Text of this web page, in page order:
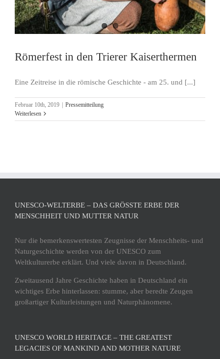
Römerfest in den Trierer Kaiserthermen
Eine Zeitreise in die römische Geschichte - am 25. und [...]
Februar 10th, 2019
Pressemitteilung
Weiterlesen
UNESCO-WELTERBE – DAS GRÖSSTE ERBE DER M
ENSCHHEIT UND MUTTER NATUR
Nur die bemerkenswertesten Zeugnisse der Menschheits- und
Naturgeschichte werden von der UNESCO zum
Weltkulturerbe erklärt. Und viele davon in Deutschland.
Zweitausend Jahre Geschichte haben in Deutschland ein
wichtiges Erbe hinterlassen: stumme, aber beredte Zeugen
großartiger Kulturleistungen und Naturphänomene.
UNESCO WORLD HERITAGE – THE GREATEST
LEGACIES OF MANKIND AND MOTHER NATURE